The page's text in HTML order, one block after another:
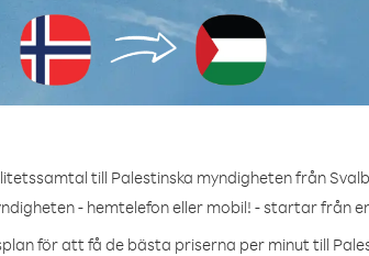
till Palestinska myndigheten från
- hemtelefon eller mobil! - startar från
för att få de bästa priserna per minut till